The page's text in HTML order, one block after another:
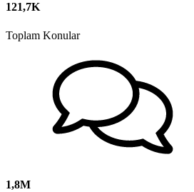
121,7K
Toplam Konular
1,8M